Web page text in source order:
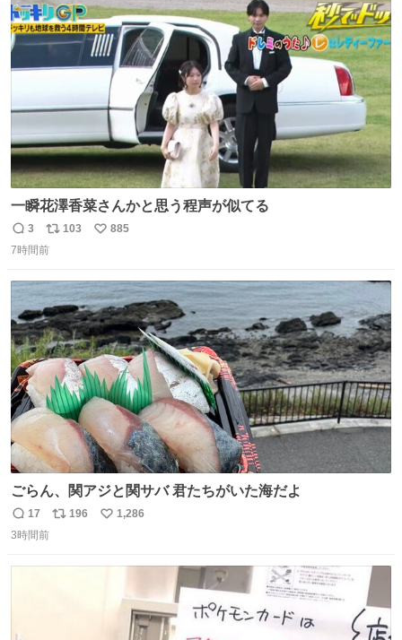
ト
数
数
一瞬花澤香菜さんかと思う程声が似てる
返
信
3
リ
ポ
ト
数
103
い
数
885
7時間前
ごらん、関アジと関サバ 君たちがいた海だよ
返
信
17
リ
196
い
1,286
3時間前